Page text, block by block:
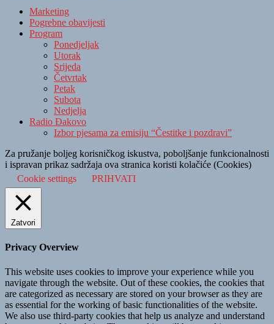
–
Arhiva
Marketing
Pogrebne obavijesti
Program
Ponedjeljak
Utorak
Srijeda
Četvrtak
Petak
Subota
Nedjelja
Radio Đakovo
Izbor pjesama za emisiju “Čestitke i pozdravi”
Za pružanje boljeg korisničkog iskustva, poboljšanje funkcionalnosti
i ispravan prikaz sadržaja ova stranica koristi kolačiće (Cookies)
Cookie settings
PRIHVATI
Zatvori
Privacy Overview
This website uses cookies to improve your experience while you
navigate through the website. Out of these cookies, the cookies that
are categorized as necessary are stored on your browser as they are
as essential for the working of basic functionalities of the website.
We also use third-party cookies that help us analyze and understand